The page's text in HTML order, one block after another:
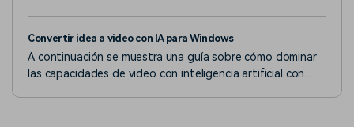
Convertir idea a video con IA para Windows
A continuación se muestra una guía sobre cómo dominar
las capacidades de video con inteligencia artificial con